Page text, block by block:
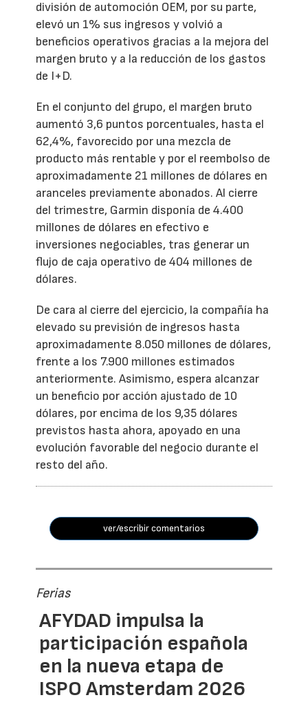
división de automoción OEM, por su parte,
elevó un 1% sus ingresos y volvió a
beneficios operativos gracias a la mejora del
margen bruto y a la reducción de los gastos
de I+D.
En el conjunto del grupo, el margen bruto
aumentó 3,6 puntos porcentuales, hasta el
62,4%, favorecido por una mezcla de
producto más rentable y por el reembolso de
aproximadamente 21 millones de dólares en
aranceles previamente abonados. Al cierre
del trimestre, Garmin disponía de 4.400
millones de dólares en efectivo e
inversiones negociables, tras generar un
flujo de caja operativo de 404 millones de
dólares.
De cara al cierre del ejercicio, la compañía ha
elevado su previsión de ingresos hasta
aproximadamente 8.050 millones de dólares,
frente a los 7.900 millones estimados
anteriormente. Asimismo, espera alcanzar
un beneficio por acción ajustado de 10
dólares, por encima de los 9,35 dólares
previstos hasta ahora, apoyado en una
evolución favorable del negocio durante el
resto del año.
ver/escribir comentarios
Ferias
AFYDAD impulsa la
participación española
en la nueva etapa de
ISPO Amsterdam 2026